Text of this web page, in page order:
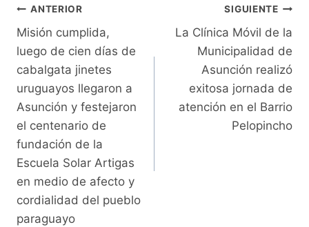
Navegación
de
entradas
ANTERIOR
Misión cumplida,
luego de cien días de
cabalgata jinetes
uruguayos llegaron a
Asunción y festejaron
el centenario de
fundación de la
Escuela Solar Artigas
en medio de afecto y
cordialidad del pueblo
paraguayo
SIGUIENTE
La Clínica Móvil de la
Municipalidad de
Asunción realizó
exitosa jornada de
atención en el Barrio
Pelopincho